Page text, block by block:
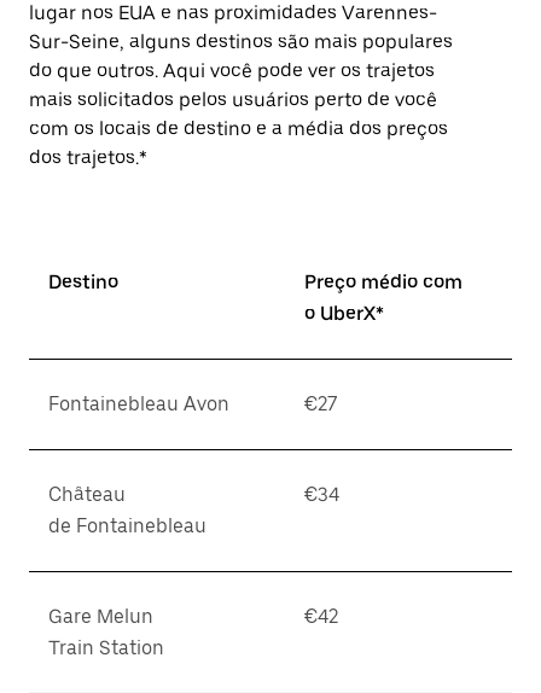
lugar nos EUA e nas proximidades Varennes-
Sur-Seine, alguns destinos são mais populares
do que outros. Aqui você pode ver os trajetos
mais solicitados pelos usuários perto de você
com os locais de destino e a média dos preços
dos trajetos.*
Destino
Preço médio com
o UberX*
Fontainebleau Avon €27
Château
de Fontainebleau
€34
Gare Melun
Train Station
€42